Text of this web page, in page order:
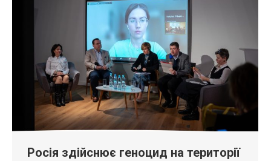
Росія здійснює геноцид на території